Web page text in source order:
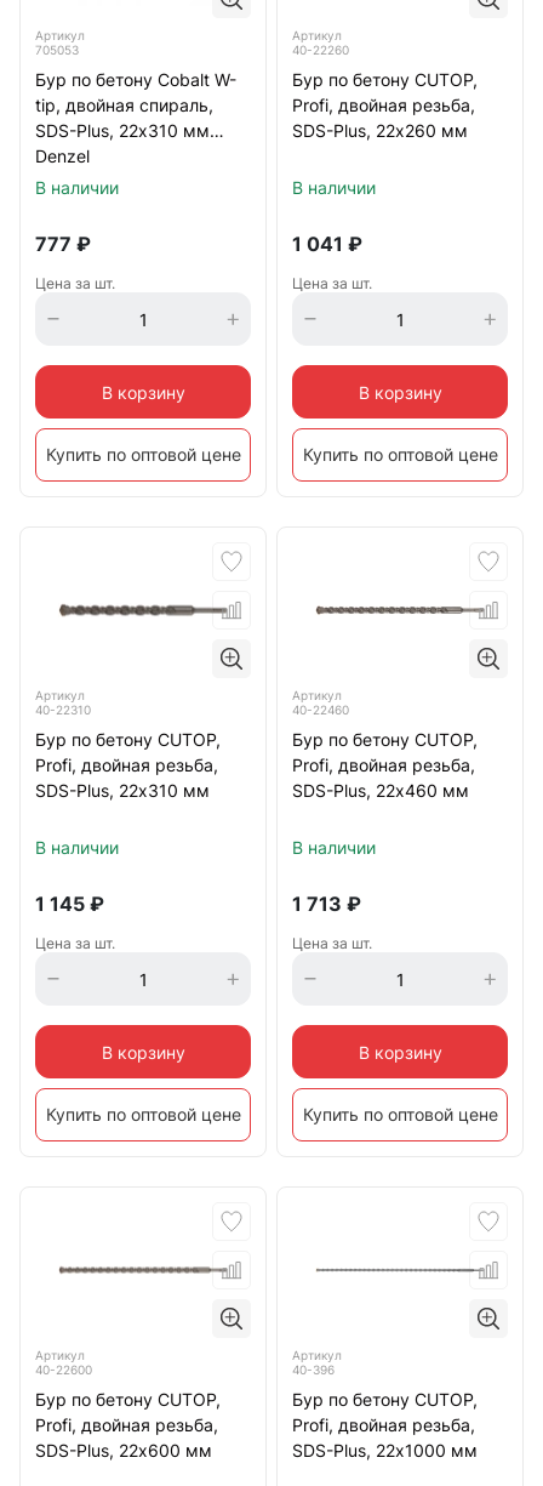
Артикул
705053
Бур по бетону Cobalt W-
tip, двойная спираль,
SDS-Plus, 22х310 мм
Denzel
В наличии
777 ₽
Цена за шт.
В корзину
Купить по оптовой цене
Артикул
40-22260
Бур по бетону CUTOP,
Profi, двойная резьба,
SDS-Plus, 22х260 мм
В наличии
1 041 ₽
Цена за шт.
В корзину
Купить по оптовой цене
Артикул
40-22310
Бур по бетону CUTOP,
Profi, двойная резьба,
SDS-Plus, 22х310 мм
В наличии
1 145 ₽
Цена за шт.
В корзину
Купить по оптовой цене
Артикул
40-22460
Бур по бетону CUTOP,
Profi, двойная резьба,
SDS-Plus, 22х460 мм
В наличии
1 713 ₽
Цена за шт.
В корзину
Купить по оптовой цене
Артикул
40-22600
Бур по бетону CUTOP,
Profi, двойная резьба,
SDS-Plus, 22х600 мм
Артикул
40-396
Бур по бетону CUTOP,
Profi, двойная резьба,
SDS-Plus, 22х1000 мм